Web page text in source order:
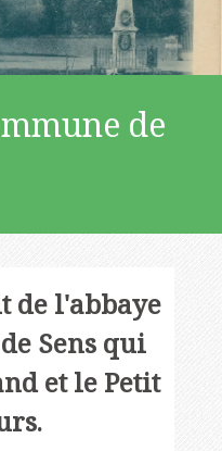
de
de l'abbaye
Sens qui
et le Petit